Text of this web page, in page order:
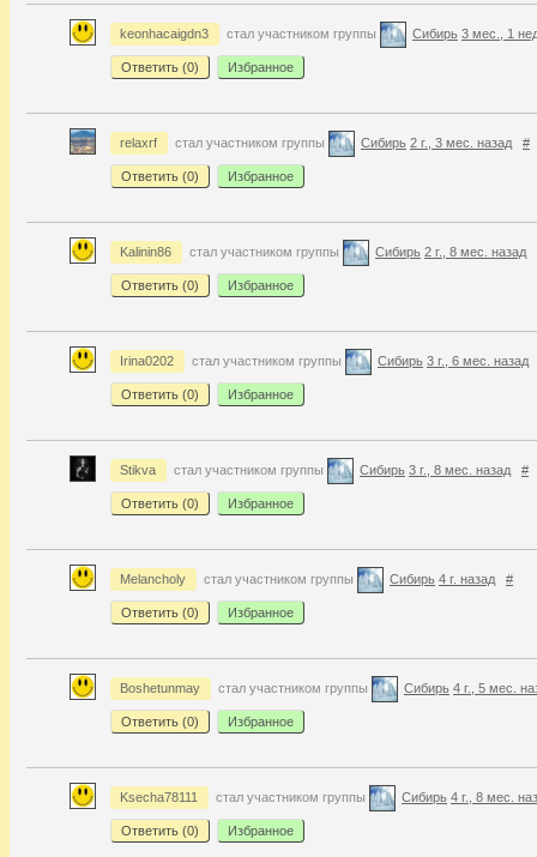
keonhacaigdn3 стал участником группы Сибирь 3 мес., 1
Ответить (0) Избранное
relaxrf стал участником группы Сибирь 2 г., 3 мес. назад #
Ответить (0) Избранное
Kalinin86 стал участником группы Сибирь 2 г., 8 мес. назад
Ответить (0) Избранное
Irina0202 стал участником группы Сибирь 3 г., 6 мес. назад
Ответить (0) Избранное
Stikva стал участником группы Сибирь 3 г., 8 мес. назад #
Ответить (0) Избранное
Melancholy стал участником группы Сибирь 4 г. назад #
Ответить (0) Избранное
Boshetunmay стал участником группы Сибирь 4 г., 5 мес.
Ответить (0) Избранное
Ksecha78111 стал участником группы Сибирь 4 г., 8 мес.
Ответить (0) Избранное